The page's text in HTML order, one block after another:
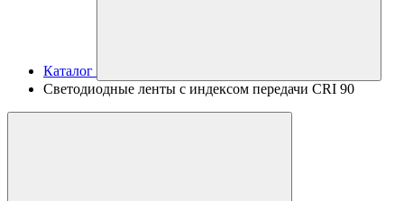
Каталог
Светодиодные ленты с индексом передачи CRI 90